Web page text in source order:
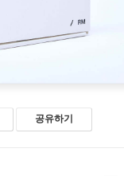
공유하기